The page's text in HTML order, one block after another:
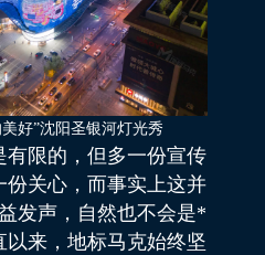
好”沈阳圣银河灯光秀
限的，但多一份宣传
关心，而事实上这并
发声，自然也不会是*
来，地标马克始终坚